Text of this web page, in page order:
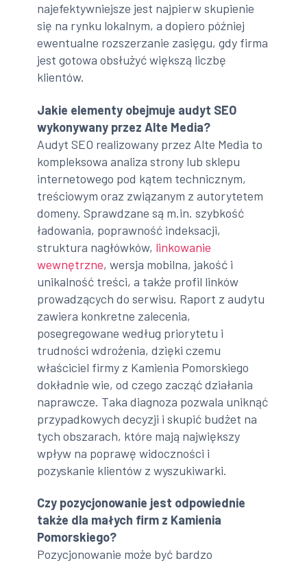
najefektywniejsze jest najpierw skupienie
się na rynku lokalnym, a dopiero później
ewentualne rozszerzanie zasięgu, gdy firma
jest gotowa obsłużyć większą liczbę
klientów.
Jakie elementy obejmuje audyt SEO
wykonywany przez Alte Media?
Audyt SEO realizowany przez Alte Media to
kompleksowa analiza strony lub sklepu
internetowego pod kątem technicznym,
treściowym oraz związanym z autorytetem
domeny. Sprawdzane są m.in. szybkość
ładowania, poprawność indeksacji,
struktura nagłówków, linkowanie
wewnętrzne, wersja mobilna, jakość i
unikalność treści, a także profil linków
prowadzących do serwisu. Raport z audytu
zawiera konkretne zalecenia,
posegregowane według priorytetu i
trudności wdrożenia, dzięki czemu
właściciel firmy z Kamienia Pomorskiego
dokładnie wie, od czego zacząć działania
naprawcze. Taka diagnoza pozwala uniknąć
przypadkowych decyzji i skupić budżet na
tych obszarach, które mają największy
wpływ na poprawę widoczności i
pozyskanie klientów z wyszukiwarki.
Czy pozycjonowanie jest odpowiednie
także dla małych firm z Kamienia
Pomorskiego?
Pozycjonowanie może być bardzo